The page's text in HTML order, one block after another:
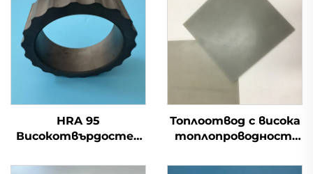
HRA 95
Високотвърдостен
силициев карбиден
Топлоотвод с висока
топлопроводност,
от AlN алуминиев